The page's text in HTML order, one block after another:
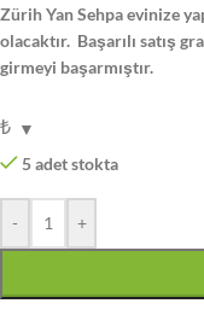
Zürih Yan Sehpa evinize
olacaktır. Başarılı satış
girmeyi başarmıştır.
₺
5 adet stokta
- +